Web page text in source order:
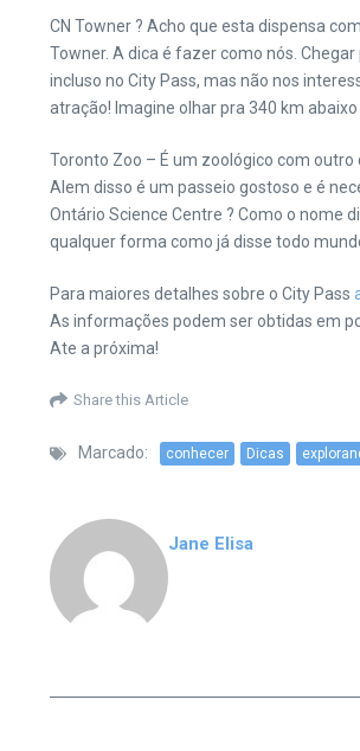
CN Towner ? Acho que esta dispensa
Towner. A dica é fazer como nós.
incluso no City Pass, mas não nos
atração! Imagine olhar pra 340 km
Toronto Zoo – É um zoológico com outro
Alem disso é um passeio gostoso e é
Ontário Science Centre ? Como o nome
qualquer forma como já disse todo
Para maiores detalhes sobre o City Pass
As informações podem ser obtidas em
Ate a próxima!
Share this Article
Marcado: conhecer Dicas
Jane Elisa